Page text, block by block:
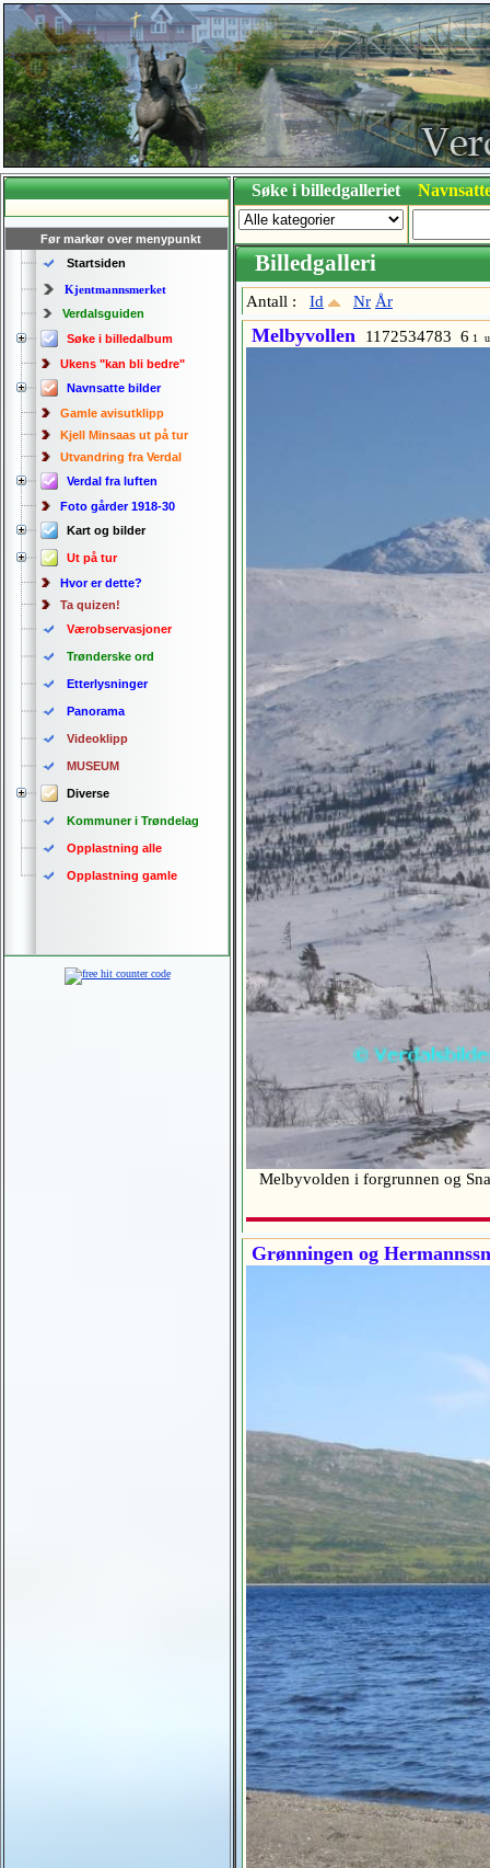
Før markør over menypunkt
Startsiden
Kjentmannsmerket
Verdalsguiden
Søke i billedalbum
Ukens "kan bli bedre"
Navnsatte bilder
Gamle avisutklipp
Kjell Minsaas ut på tur
Utvandring fra Verdal
Verdal fra luften
Foto gårder 1918-30
Kart og bilder
Ut på tur
Hvor er dette?
Ta quizen!
Værobservasjoner
Trønderske ord
Etterlysninger
Panorama
Videoklipp
MUSEUM
Diverse
Kommuner i Trøndelag
Opplastning alle
Opplastning gamle
Søke i billedgalleriet
Billedgalleri
Antall : Id Nr År
Melbyvollen 1172534783 6 1
Melbyvolden i forgrunnen og
Grønningen og